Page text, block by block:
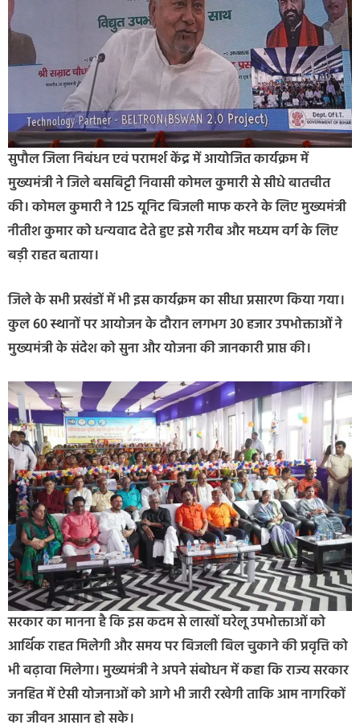
सुपौल जिला निबंधन एवं परामर्श केंद्र में आयोजित कार्यक्रम में
मुख्यमंत्री ने जिले बसबिट्टी निवासी कोमल कुमारी से सीधे बातचीत
की। कोमल कुमारी ने 125 यूनिट बिजली माफ करने के लिए मुख्यमंत्री
नीतीश कुमार को धन्यवाद देते हुए इसे गरीब और मध्यम वर्ग के लिए
बड़ी राहत बताया।
जिले के सभी प्रखंडों में भी इस कार्यक्रम का सीधा प्रसारण किया गया।
कुल 60 स्थानों पर आयोजन के दौरान लगभग 30 हजार उपभोक्ताओं ने
मुख्यमंत्री के संदेश को सुना और योजना की जानकारी प्राप्त की।
सरकार का मानना है कि इस कदम से लाखों घरेलू उपभोक्ताओं को
आर्थिक राहत मिलेगी और समय पर बिजली बिल चुकाने की प्रवृत्ति को
भी बढ़ावा मिलेगा। मुख्यमंत्री ने अपने संबोधन में कहा कि राज्य सरकार
जनहित में ऐसी योजनाओं को आगे भी जारी रखेगी ताकि आम नागरिकों
का जीवन आसान हो सके।